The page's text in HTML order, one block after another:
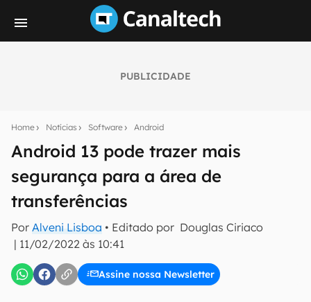
PUBLICIDADE
Home Notícias Software Android
Android 13 pode trazer mais
segurança para a área de
transferências
Por Alveni Lisboa • Editado por Douglas Ciriaco
| 11/02/2022 às 10:41
Assine nossa Newsletter
notícias e reviews sobre tecnologia em primeira
mão.
E-mail
inscreva-se
Confirmo que li, aceito e concordo com os Termos de
Uso e Política de Privacidade do Canaltech.